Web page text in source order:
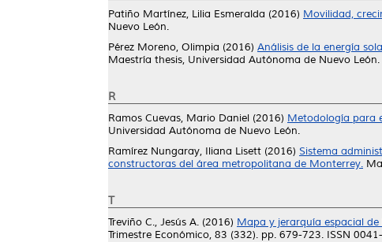
Patiño Martínez, Lilia Esmeralda (2016) Movilidad,
Nuevo León.
Pérez Moreno, Olimpia (2016) Análisis de la energía
Maestría thesis, Universidad Autónoma de Nuevo León.
R
Ramos Cuevas, Mario Daniel (2016) Metodología para
Universidad Autónoma de Nuevo León.
Ramírez Nungaray, Iliana Lisett (2016) Sistema
constructoras del área metropolitana de Monterrey.
T
Treviño C., Jesús A. (2016) Mapa y jerarquía espacial
Trimestre Económico, 83 (332). pp. 679-723. ISSN